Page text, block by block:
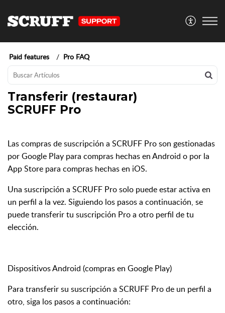
Paid features Pro FAQ
Transferir (restaurar)
SCRUFF Pro
Las compras de suscripción a SCRUFF Pro son gestionadas
por Google Play para compras hechas en Android o por la
App Store para compras hechas en iOS.
Una suscripción a SCRUFF Pro solo puede estar activa en
un perfil a la vez. Siguiendo los pasos a continuación, se
puede transferir tu suscripción Pro a otro perfil de tu
elección.
Dispositivos Android (compras en Google Play)
Para transferir su suscripción a SCRUFF Pro de un perfil a
otro, siga los pasos a continuación: